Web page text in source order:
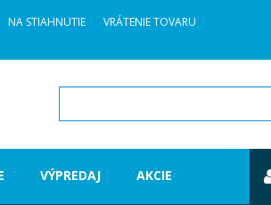
NA STIAHNUTIE VRÁTENIE TOVARU
VÝPREDAJ AKCIE